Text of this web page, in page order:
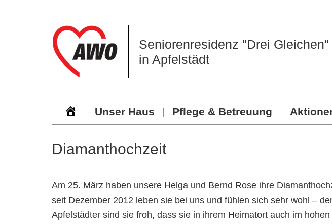
Seniorenresidenz "Drei Gleichen"
in Apfelstädt
Unser Haus Pflege & Betreuung
Diamanthochzeit
Am 25. März haben unsere Helga und Bernd Rose ihre
seit Dezember 2012 leben sie bei uns und fühlen sich sehr wohl –
Apfelstädter sind sie froh, dass sie in ihrem Heimatort auch im